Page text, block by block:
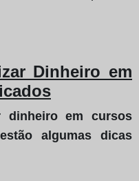
Dinheiro em
dinheiro em cursos
algumas dicas